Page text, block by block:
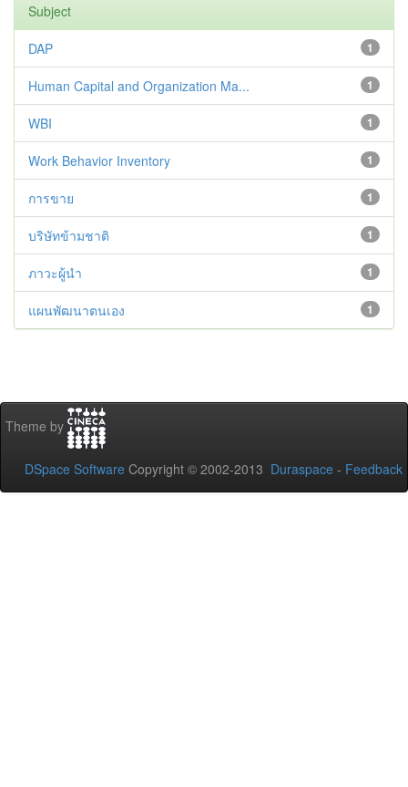
Subject
1
DAP
1
Human Capital and Organization Ma...
1
WBI
1
Work Behavior Inventory
1
การขาย
1
บริษัทข้ามชาติ
1
ภาวะผู้นำ
1
แผนพัฒนาตนเอง
Theme by
DSpace Software Copyright © 2002-2013 Duraspace - Feedback